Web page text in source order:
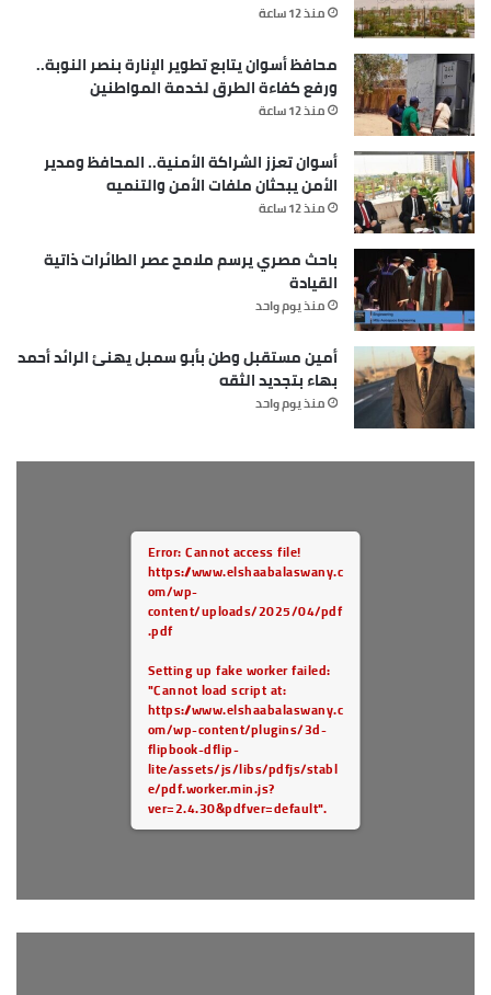
منذ 12 ساعة
محافظ أسوان يتابع تطوير الإنارة بنصر النوبة..
ورفع كفاءة الطرق لخدمة المواطنين
منذ 12 ساعة
أسوان تعزز الشراكة الأمنية.. المحافظ ومدير
الأمن يبحثان ملفات الأمن والتنميه
منذ 12 ساعة
باحث مصري يرسم ملامح عصر الطائرات ذاتية
القيادة
منذ يوم واحد
أمين مستقبل وطن بأبو سمبل يهنئ الرائد أحمد
بهاء بتجديد الثقه
منذ يوم واحد
Error: Cannot access file!
https://www.elshaabalaswany.c
om/wp-
content/uploads/2025/04/pdf
.pdf
Setting up fake worker failed:
"Cannot load script at:
https://www.elshaabalaswany.c
om/wp-content/plugins/3d-
flipbook-dflip-
lite/assets/js/libs/pdfjs/stabl
e/pdf.worker.min.js?
ver=2.4.30&pdfver=default".